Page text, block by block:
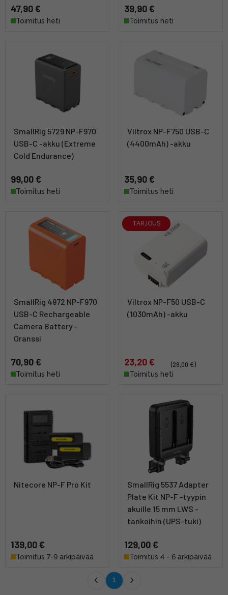
47,90 €
Toimitus heti
39,90 €
Toimitus heti
SmallRig 5729 NP-F970
USB-C -akku (Extreme
Cold Endurance)
99,00 €
Toimitus heti
Viltrox NP-F750 USB-C
(4400mAh) -akku
35,90 €
Toimitus heti
SmallRig 4972 NP-F970
USB-C Rechargeable
Camera Battery -
Oranssi
70,90 €
Toimitus heti
TARJOUS
Viltrox NP-F50 USB-C
(1030mAh) -akku
23,20 €
(29,00 €)
Toimitus heti
Nitecore NP-F Pro Kit
139,00 €
Toimitus 7-9 arkipäivää
SmallRig 5537 Adapter
Plate Kit NP-F -tyypin
akuille 15 mm LWS -
tankoihin (UPS-tuki)
129,00 €
Toimitus 4 - 6 arkipäivää
1